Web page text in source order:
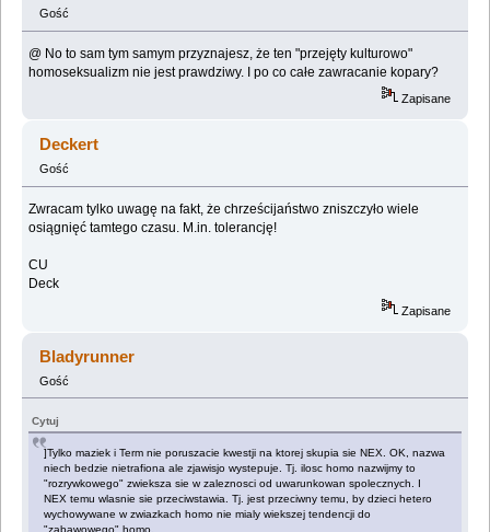
Gość
@ No to sam tym samym przyznajesz, że ten "przejęty kulturowo"
homoseksualizm nie jest prawdziwy. I po co całe zawracanie kopary?
Zapisane
Deckert
Gość
Zwracam tylko uwagę na fakt, że chrześcijaństwo zniszczyło wiele
osiągnięć tamtego czasu. M.in. tolerancję!
CU
Deck
Zapisane
Bladyrunner
Gość
Cytuj
]Tylko maziek i Term nie poruszacie kwestji na ktorej skupia sie NEX. OK, nazwa
niech bedzie nietrafiona ale zjawisjo wystepuje. Tj. ilosc homo nazwijmy to
"rozrywkowego" zwieksza sie w zaleznosci od uwarunkowan spolecznych. I
NEX temu wlasnie sie przeciwstawia. Tj. jest przeciwny temu, by dzieci hetero
wychowywane w zwiazkach homo nie mialy wiekszej tendencji do